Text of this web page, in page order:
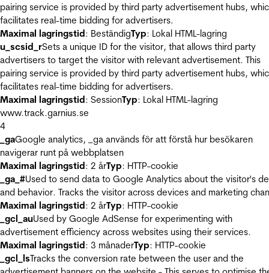
pairing service is provided by third party advertisement hubs,
facilitates real-time bidding for advertisers.
Maximal lagringstid: BeständigTyp: Lokal HTML-lagring
u_scsid_rSets a unique ID for the visitor, that allows third party
advertisers to target the visitor with relevant advertisement. This
pairing service is provided by third party advertisement hubs,
facilitates real-time bidding for advertisers.
Maximal lagringstid: SessionTyp: Lokal HTML-lagring
www.track.garnius.se
4
_gaGoogle analytics, _ga används för att förstå hur besökaren
navigerar runt på webbplatsen
Maximal lagringstid: 2 årTyp: HTTP-cookie
_ga_#Used to send data to Google Analytics about the visitor's
and behavior. Tracks the visitor across devices and marketing
Maximal lagringstid: 2 årTyp: HTTP-cookie
_gcl_auUsed by Google AdSense for experimenting with
advertisement efficiency across websites using their services.
Maximal lagringstid: 3 månaderTyp: HTTP-cookie
_gcl_lsTracks the conversion rate between the user and the